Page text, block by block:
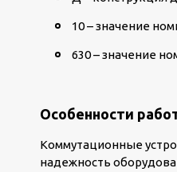
10 – значение
630 – значение
Особенности
Коммутационные
надежность